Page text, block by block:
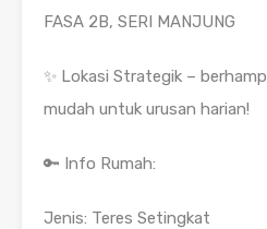
FASA 2B, SERI MANJUNG
✨ Lokasi Strategik –
mudah untuk urusan harian!
🔑 Info Rumah:
Jenis: Teres Setingkat